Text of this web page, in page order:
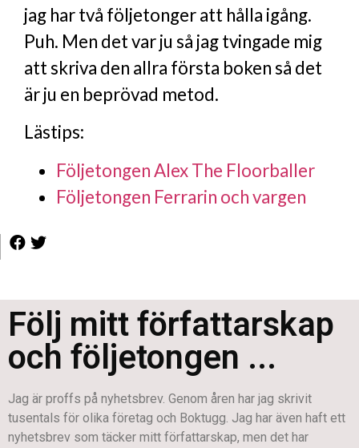
jag har två följetonger att hålla igång.
Puh. Men det var ju så jag tvingade mig
att skriva den allra första boken så det
är ju en beprövad metod.
Lästips:
Följetongen Alex The Floorballer
Följetongen Ferrarin och vargen
Följ mitt författarskap
och följetongen ...
Jag är proffs på nyhetsbrev. Genom åren har jag skrivit
tusentals för olika företag och Boktugg. Jag har även haft ett
nyhetsbrev som täcker mitt författarskap, men det har